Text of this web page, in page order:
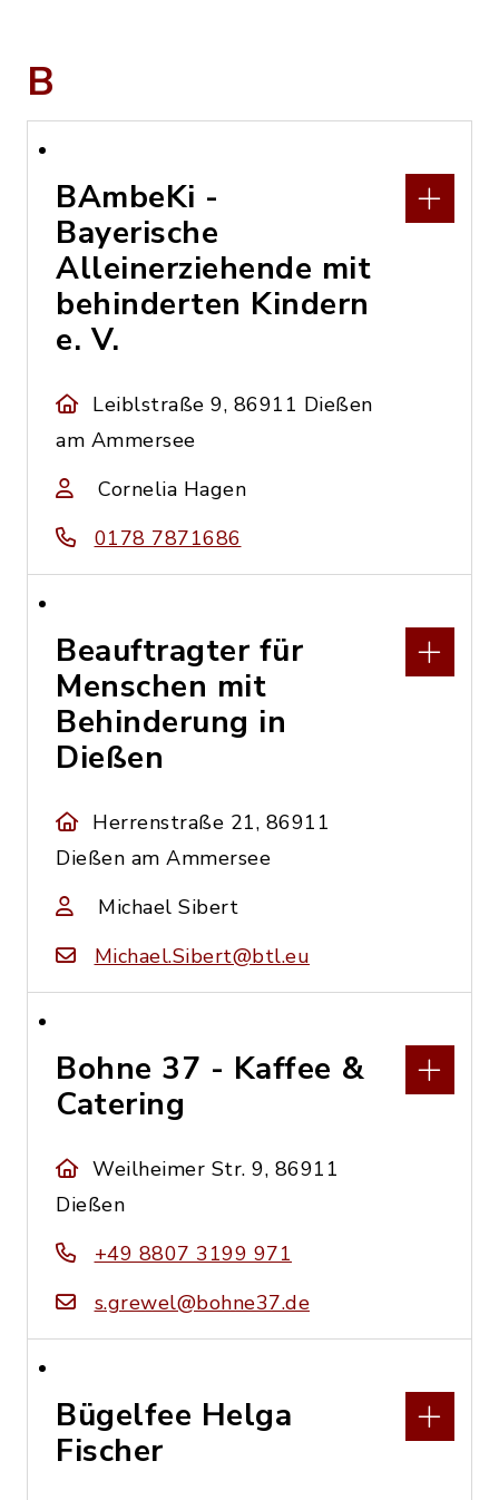
B
BAmbeKi -
Bayerische
Alleinerziehende mit
behinderten Kindern
e. V.
Leiblstraße 9, 86911 Dießen
am Ammersee
Cornelia Hagen
0178 7871686
Beauftragter für
Menschen mit
Behinderung in
Dießen
Herrenstraße 21, 86911
Dießen am Ammersee
Michael Sibert
Michael.Sibert@btl.eu
Bohne 37 - Kaffee &
Catering
Weilheimer Str. 9, 86911
Dießen
+49 8807 3199 971
s.grewel@bohne37.de
Bügelfee Helga
Fischer